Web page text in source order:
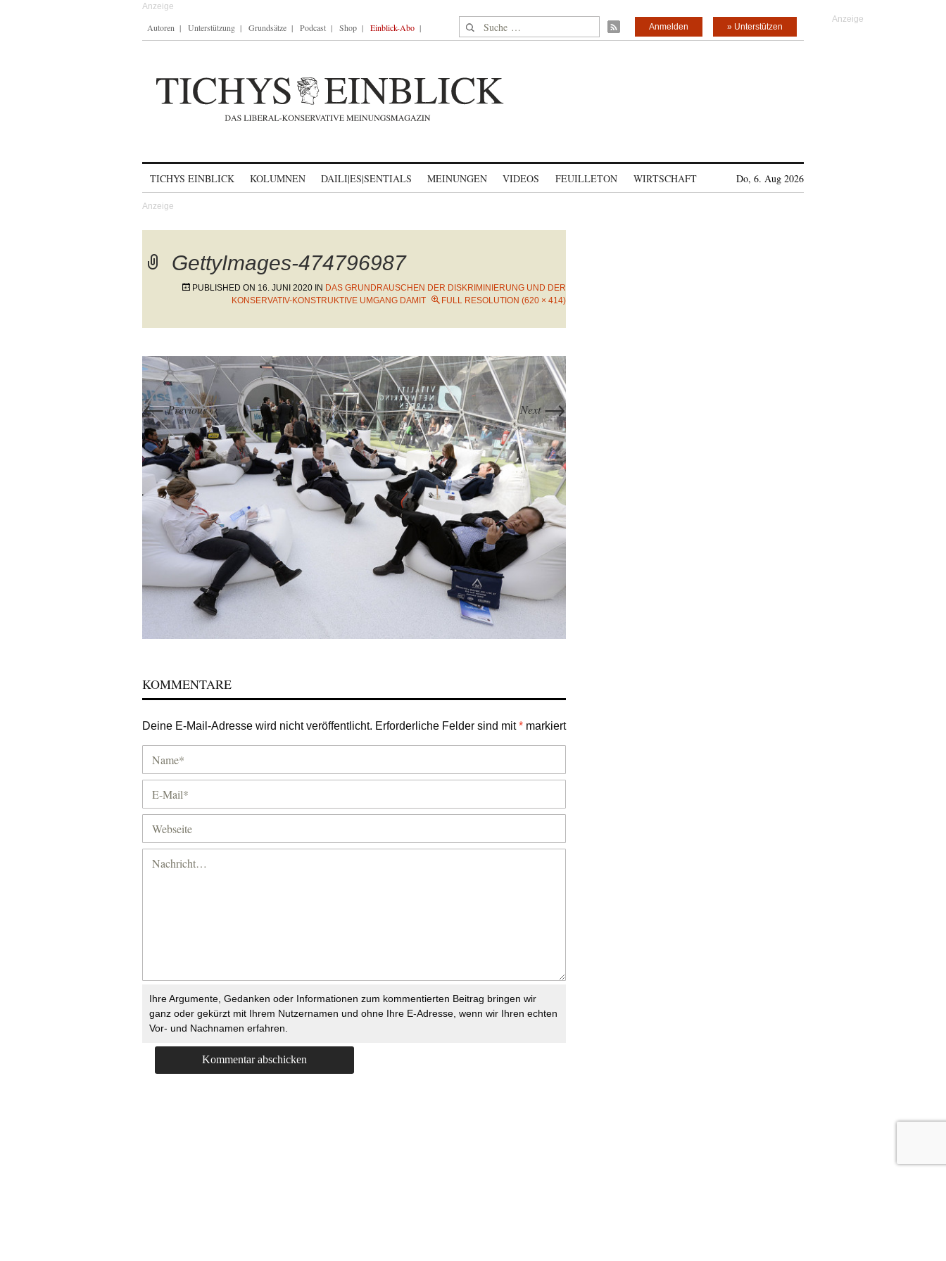
Autoren Unterstützung Grundsätze Podcast Shop Einblick-Abo Suche nach: » Unterstützen
Anmelden
TICHYS EINBLICK KOLUMNEN DAILI|ES|SENTIALS MEINUNGEN VIDEOS FEUILLETON WIRTSCHAFT Do, 6. Aug 2026
GettyImages-474796987
PUBLISHED ON 16. JUNI 2020 IN DAS GRUNDRAUSCHEN DER DISKRIMINIERUNG UND DER
KONSERVATIV-KONSTRUKTIVE UMGANG DAMIT
FULL RESOLUTION (620 × 414)
←Previous Next→
KOMMENTARE
Deine E-Mail-Adresse wird nicht veröffentlicht. Erforderliche Felder sind mit* markiert
Ihre Argumente, Gedanken oder Informationen zum kommentierten Beitrag bringen wir
ganz oder gekürzt mit Ihrem Nutzernamen und ohne Ihre E-Adresse, wenn wir Ihren echten
Vor- und Nachnamen erfahren.